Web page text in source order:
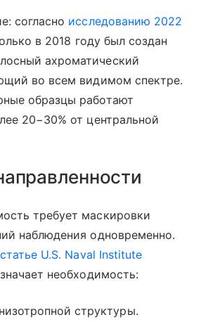
согласно исследованию 2022
в 2018 году был создан
ахроматический
во всем видимом спектре.
образцы работают
20−30% от центральной
требует маскировки
наблюдения одновременно.
статье U.S. Naval Institute
необходимость:
структуры.